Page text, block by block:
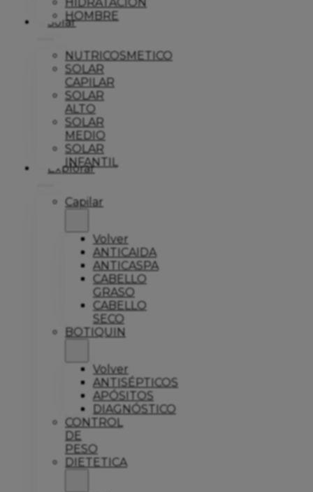
HOMBRE
Solar
NUTRICOSMETICO
SOLAR
CAPILAR
SOLAR
ALTO
SOLAR
MEDIO
SOLAR
INFANTIL
Explorar
Capilar
Volver
ANTICAIDA
ANTICASPA
CABELLO
GRASO
CABELLO
SECO
BOTIQUIN
Volver
ANTISÉPTICOS
APÓSITOS
DIAGNÓSTICO
CONTROL
DE
PESO
DIETETICA